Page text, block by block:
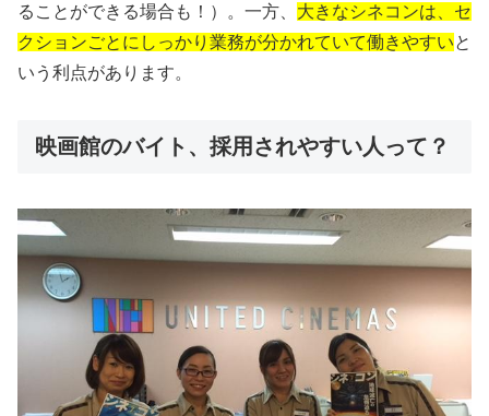
ることができる場合も！）。一方、 大きなシネコンは、セ
クションごとにしっかり業務が分かれていて働きやすいと
いう利点があります。
映画館のバイト、採用されやすい人って？